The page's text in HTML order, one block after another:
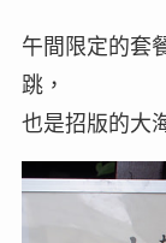
午間限定的套
跳，
也是招版的大